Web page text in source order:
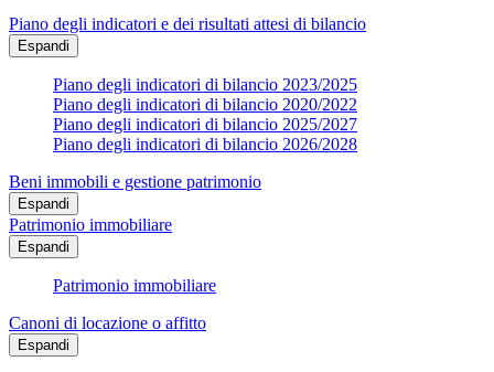
Piano degli indicatori e dei risultati attesi di bilancio
Espandi
Piano degli indicatori di bilancio 2023/2025
Piano degli indicatori di bilancio 2020/2022
Piano degli indicatori di bilancio 2025/2027
Piano degli indicatori di bilancio 2026/2028
Beni immobili e gestione patrimonio
Espandi
Patrimonio immobiliare
Espandi
Patrimonio immobiliare
Canoni di locazione o affitto
Espandi